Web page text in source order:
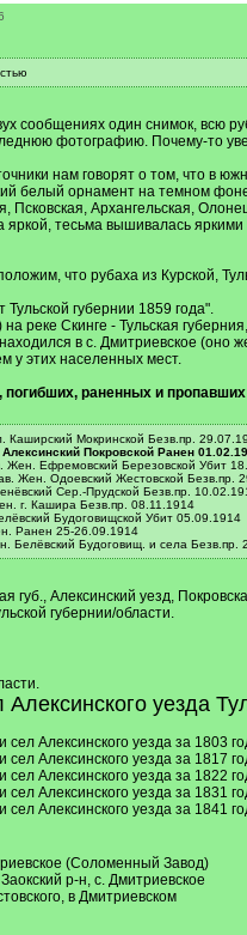
сообщениях один снимок, всю
фотографию. Почему-то
нам говорят о том, что в
белый орнамент на темном
Псковская, Архангельская,
тесьма вышивалась
что рубаха из Курской,
губернии 1859 года".
реке Скинге - Тульская
в с. Дмитриевское (оно
у этих населенных мест.
раненных и
Каширский Мокринской Безв.пр.
Покровской Ранен
Жен. Ефремовский Березовской Убит
Жен. Одоевский Жестовской Безв.пр.
Сер.‐Прудской Безв.пр.
г. Кашира Безв.пр. 08.11.1914
Будоговищской Убит 05.09.1914
Ранен 25‐26.09.1914
Белёвский Будоговищ. и села Безв.пр.
губ., Алексинский уезд,
губернии/области.
уезда
Алексинского уезда за 1803
Алексинского уезда за 1817
Алексинского уезда за 1822
Алексинского уезда за 1831
Алексинского уезда за 1841
(Соломенный Завод)
р-н, с. Дмитриевское
в Дмитриевском